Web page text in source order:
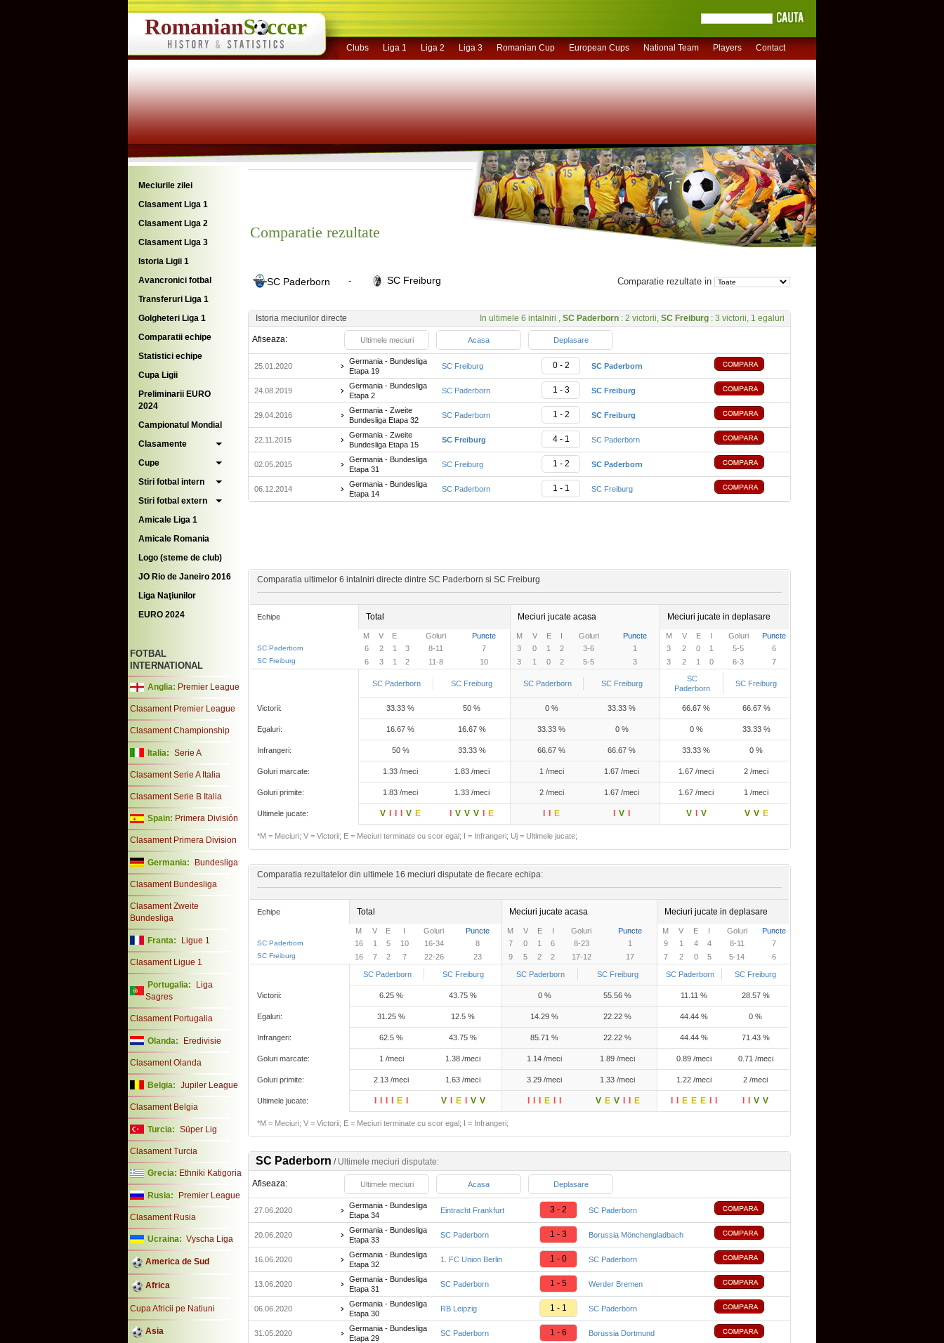
Clubs Liga 1 Liga 2 Liga 3 Romanian Cup European Cups National Team Players Contact
Meciurile zilei
Clasament Liga 1
Clasament Liga 2
Clasament Liga 3
Istoria Ligii 1
Avancronici fotbal
Transferuri Liga 1
Golgheteri Liga 1
Comparatii echipe
Statistici echipe
Cupa Ligii
Preliminarii EURO
2024
Campionatul Mondial
Clasamente
Cupe
Stiri fotbal intern
Stiri fotbal extern
Amicale Liga 1
Amicale Romania
Logo (steme de club)
JO Rio de Janeiro 2016
Liga Naţiunilor
EURO 2024
FOTBAL
INTERNATIONAL
Anglia: Premier League
Clasament Premier League
Clasament Championship
Italia: Serie A
Clasament Serie A Italia
Clasament Serie B Italia
Spain: Primera División
Clasament Primera Division
Germania: Bundesliga
Clasament Bundesliga
Clasament Zweite
Bundesliga
Franta: Ligue 1
Clasament Ligue 1
Portugalia:
Liga
Sagres
Clasament Portugalia
Olanda: Eredivisie
Clasament Olanda
Belgia: Jupiler League
Clasament Belgia
Turcia: Süper Lig
Clasament Turcia
Grecia: Ethniki Katigoria
Rusia: Premier League
Clasament Rusia
Ucraina: Vyscha Liga
America de Sud
Africa
Cupa Africii pe Natiuni
Asia
Comparatie rezultate
SC Paderborn - SC Freiburg Comparatie rezultate in
Istoria meciurilor directe In ultimele 6 intalniri , SC Paderborn : 2 victorii, SC Freiburg : 3 victorii, 1 egaluri
Afiseaza: Ultimele meciuri Acasa Deplasare
25.01.2020
Germania - Bundesliga
Etapa 19
SC Freiburg 0 - 2 SC Paderborn
24.08.2019
Germania - Bundesliga
Etapa 2
SC Paderborn 1 - 3 SC Freiburg
29.04.2016
Germania - Zweite
Bundesliga Etapa 32
SC Paderborn 1 - 2 SC Freiburg
22.11.2015
Germania - Zweite
Bundesliga Etapa 15
SC Freiburg 4 - 1 SC Paderborn
02.05.2015
Germania - Bundesliga
Etapa 31
SC Freiburg 1 - 2 SC Paderborn
06.12.2014
Germania - Bundesliga
Etapa 14
SC Paderborn 1 - 1 SC Freiburg
Comparatia ultimelor 6 intalniri directe dintre SC Paderborn si SC Freiburg
Echipe Total Meciuri jucate acasa Meciuri jucate in deplasare
M V E Goluri Puncte M V E I Goluri Puncte M V E I Goluri Puncte
SC Paderborn 6 2 1 3 8-11 7 3 0 1 2 3-6 1 3 2 0 1 5-5 6
SC Freiburg 6 3 1 2 11-8 10 3 1 0 2 5-5 3 3 2 1 0 6-3 7
SC Paderborn SC Freiburg SC Paderborn SC Freiburg
SC
Paderborn
SC Freiburg
Victorii: 33.33 % 50 % 0 % 33.33 % 66.67 % 66.67 %
Egaluri: 16.67 % 16.67 % 33.33 % 0 % 0 % 33.33 %
Infrangeri: 50 % 33.33 % 66.67 % 66.67 % 33.33 % 0 %
Goluri marcate: 1.33 /meci 1.83 /meci 1 /meci 1.67 /meci 1.67 /meci 2 /meci
Goluri primite: 1.83 /meci 1.33 /meci 2 /meci 1.67 /meci 1.67 /meci 1 /meci
Ultimele jucate: V V E V V V E E V V V V V E
*M = Meciuri; V = Victorii; E = Meciuri terminate cu scor egal; I = Infrangeri; Uj = Ultimele jucate;
Comparatia rezultatelor din ultimele 16 meciuri disputate de fiecare echipa:
Echipe Total Meciuri jucate acasa Meciuri jucate in deplasare
M V E I Goluri Puncte M V E I Goluri Puncte M V E I Goluri Puncte
SC Paderborn 16 1 5 10 16-34 8 7 0 1 6 8-23 1 9 1 4 4 8-11 7
SC Freiburg 16 7 2 7 22-26 23 9 5 2 2 17-12 17 7 2 0 5 5-14 6
SC Paderborn SC Freiburg SC Paderborn SC Freiburg SC Paderborn SC Freiburg
Victorii: 6.25 % 43.75 % 0 % 55.56 % 11.11 % 28.57 %
Egaluri: 31.25 % 12.5 % 14.29 % 22.22 % 44.44 % 0 %
Infrangeri: 62.5 % 43.75 % 85.71 % 22.22 % 44.44 % 71.43 %
Goluri marcate: 1 /meci 1.38 /meci 1.14 /meci 1.89 /meci 0.89 /meci 0.71 /meci
Goluri primite: 2.13 /meci 1.63 /meci 3.29 /meci 1.33 /meci 1.22 /meci 2 /meci
Ultimele jucate: E V E V V E V E V E E E E V V
*M = Meciuri; V = Victorii; E = Meciuri terminate cu scor egal; I = Infrangeri;
SC Paderborn / Ultimele meciuri disputate:
Afiseaza: Ultimele meciuri Acasa Deplasare
27.06.2020
Germania - Bundesliga
Etapa 34
Eintracht Frankfurt 3 - 2 SC Paderborn
20.06.2020
Germania - Bundesliga
Etapa 33
SC Paderborn 1 - 3 Borussia Mönchengladbach
16.06.2020
Germania - Bundesliga
Etapa 32
1. FC Union Berlin 1 - 0 SC Paderborn
13.06.2020
Germania - Bundesliga
Etapa 31
SC Paderborn 1 - 5 Werder Bremen
06.06.2020
Germania - Bundesliga
Etapa 30
RB Leipzig 1 - 1 SC Paderborn
31.05.2020
Germania - Bundesliga
Etapa 29
SC Paderborn 1 - 6 Borussia Dortmund